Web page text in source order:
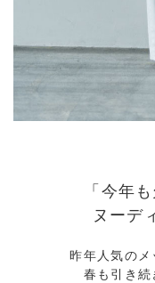
「今年
ヌーデ
昨年人気のメ
春も引き続